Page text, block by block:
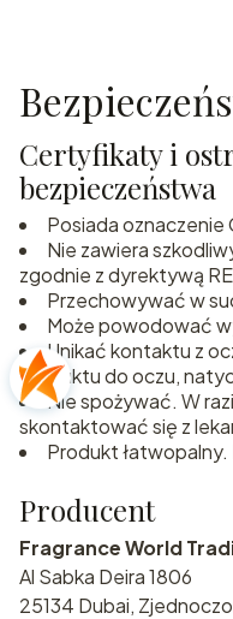
Certyfikaty i
bezpieczeństwa
Posiada oznaczenie
Nie zawiera
zgodnie z dyrektywą
Przechowywać w
Może powodować
Unikać kontaktu z
produktu do oczu,
Nie spożywać. W
skontaktować się z
Produkt łatwopalny.
Producent
Fragrance World
Al Sabka Deira 1806
25134 Dubai,